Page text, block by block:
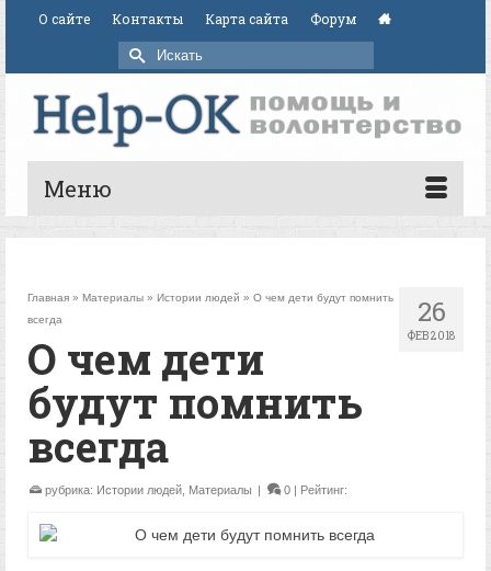
О сайте Контакты Карта сайта
Форум
Искать:
Меню
26
ФЕВ 2018
Главная » Материалы » Истории людей » О чем дети будут помнить
всегда
О чем дети
будут помнить
всегда
рубрика: Истории людей Материалы | 0 | Рейтинг: